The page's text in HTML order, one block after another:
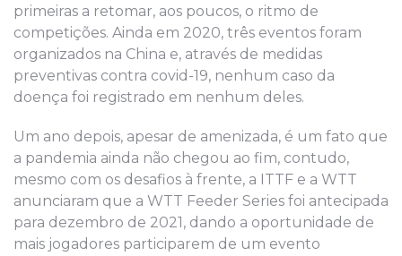
primeiras a retomar, aos poucos, o ritmo de
competições. Ainda em 2020, três eventos foram
organizados na China e, através de medidas
preventivas contra covid-19, nenhum caso da
doença foi registrado em nenhum deles.
Um ano depois, apesar de amenizada, é um fato que
a pandemia ainda não chegou ao fim, contudo,
mesmo com os desafios à frente, a ITTF e a WTT
anunciaram que a WTT Feeder Series foi antecipada
para dezembro de 2021, dando a oportunidade de
mais jogadores participarem de um evento